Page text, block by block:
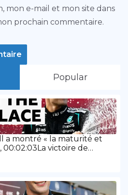
mon e-mail et mon site dans
prochain commentaire.
Popular
a montré « la maturité et
00:02:03La victoire de
maturité et l’expérience »